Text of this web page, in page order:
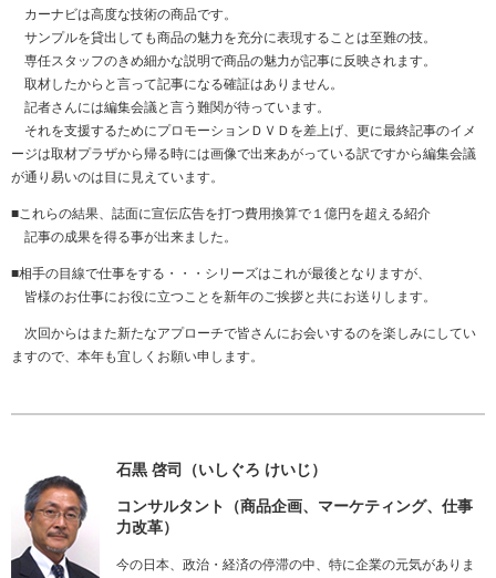
カーナビは高度な技術の商品です。
サンプルを貸出しても商品の魅力を充分に表現することは至難の技。
専任スタッフのきめ細かな説明で商品の魅力が記事に反映されます。
取材したからと言って記事になる確証はありません。
記者さんには編集会議と言う難関が待っています。
それを支援するためにプロモーションＤＶＤを差上げ、更に最終記事のイメ
ージは取材プラザから帰る時には画像で出来あがっている訳ですから編集会議
が通り易いのは目に見えています。
■これらの結果、誌面に宣伝広告を打つ費用換算で１億円を超える紹介
記事の成果を得る事が出来ました。
■相手の目線で仕事をする・・・シリーズはこれが最後となりますが、
皆様のお仕事にお役に立つことを新年のご挨拶と共にお送りします。
次回からはまた新たなアプローチで皆さんにお会いするのを楽しみにしてい
ますので、本年も宜しくお願い申します。
石黒 啓司（いしぐろ けいじ）
コンサルタント（商品企画、マーケティング、仕事
力改革）
今の日本、政治・経済の停滞の中、特に企業の元気がありま